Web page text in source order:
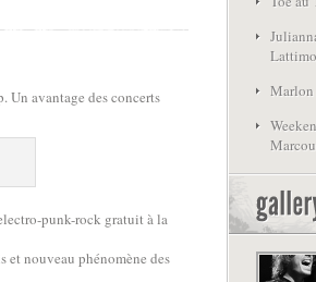
Un avantage des concerts
punk-rock gratuit à la
nouveau phénomène des
Marlon